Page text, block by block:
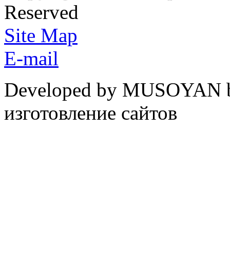
Reserved
Site Map
E-mail
Developed by
изготовление сайтов